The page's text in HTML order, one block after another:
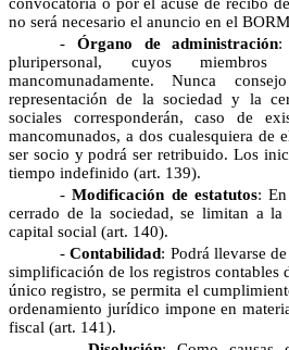
convocatoria o por el acuse de recibo
no será necesario el anuncio en el
- Órgano de administración:
pluripersonal, cuyos
mancomunadamente. Nunca
representación de la sociedad y la
sociales corresponderán, caso de
mancomunados, a dos cualesquiera de
ser socio y podrá ser retribuido. Los
tiempo indefinido (art. 139).
-Modificación de estatutos: En
cerrado de la sociedad, se limitan a
capital social (art. 140).
-Contabilidad: Podrá llevarse
simplificación de los registros contables
único registro, se permita el
ordenamiento jurídico impone en
fiscal (art. 141).